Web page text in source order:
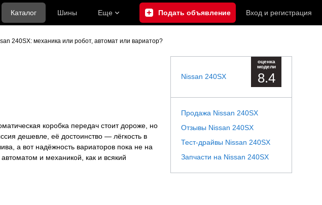
Каталог Шины Еще Подать объявление Вход и регистрация
240SX: механика или робот, автомат или вариатор?
коробка передач стоит дороже, но
дешевле, её достоинство — лёгкость в
а вот надёжность вариаторов пока не на
и механикой, как и всякий
Nissan 240SX
оценка
модели
8.4
Продажа Nissan 240SX
Отзывы Nissan 240SX
Тест-драйвы Nissan 240SX
Запчасти на Nissan 240SX